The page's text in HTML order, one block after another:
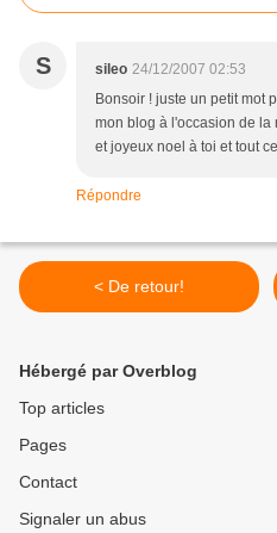
S sileo 24/12/2007 02:53
Bonsoir ! juste un petit mot
mon blog à l'occasion de la
et joyeux noel à toi et tout
Répondre
< De retour!
Hébergé par Overblog
Top articles
Pages
Contact
Signaler un abus